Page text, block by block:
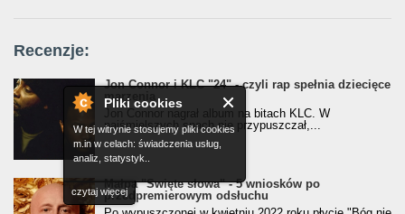
Pliki cookies
W tej witrynie stosujemy pliki cookies
m.in w celach: świadczenia usług,
analiz, statystyk..
czytaj więcej
Recenzje:
Jon Connor i KLC "24" - czyli rap spełnia dziecięce
marzenia
Jon Connor nagrał album na bitach KLC. W
najśmielszych snach nie przypuszczał,...
Małpa "Święte słowa" - 5 wniosków po
przedpremierowym odsłuchu